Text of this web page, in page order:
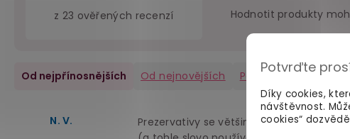
Potvrďte
Díky cookies,
návštěvnost.
cookies“
z 23 ověřených recenzí Hodnotit produkty
Od nejpřínosnějších Od nejnovějších Pozitivní (23)
N. V.
Prezervativy se většinou dělají ve